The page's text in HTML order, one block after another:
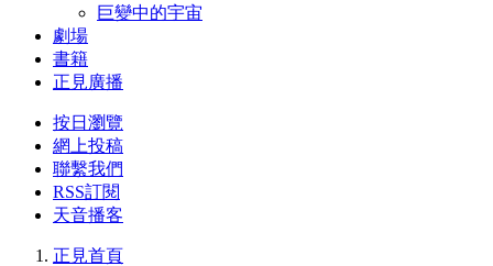
巨變中的宇宙
劇場
書籍
正見廣播
按日瀏覽
網上投稿
聯繫我們
RSS訂閱
天音播客
正見首頁